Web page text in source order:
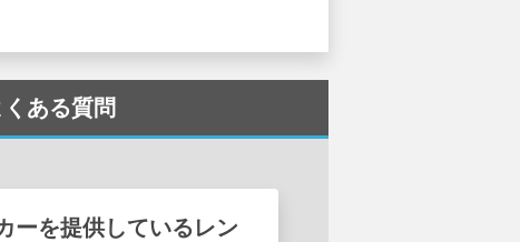
ある質問
を提供しているレン